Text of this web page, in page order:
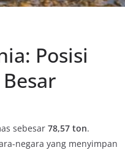
Posisi
sebesar 78,57 ton.
negara yang menyimpan